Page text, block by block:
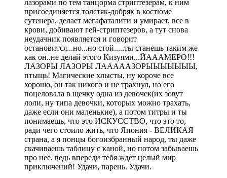
лазорами по тем танцорма стриптезерам, к ним
присоединяется толстяк-добряк в костюме
сутенера, делает мегафаталити и умирает, все в
крови, добивают гей-стриптезеров, а тут снова
неудачник появляется и говорит
остановится...но...но стой.....ты станешь таким же
как он..не делай этого Кизуями...ЙАААМЕРО!!!
ЛАЗОРЫ ЛАЗОРЫ ЛАААААЗОРЫЫЫЫЫЫЫ,
птыщь! Магические хлысты, ну короче все
хорошо, он так никого и не трахнул, но его
поцеловала в щечку одна из девочек(их зовут
лоли, ну типа девочки, которых можно трахать,
даже если они маленькие), а потом титры и ты
понимаешь, что это ИСКУССТВО, что это то,
ради чего стоило жить, что Япония - ВЕЛИКАЯ
страна, а я понцы богоизбранный народ, ты даже
скачиваешь таблицу с каной, но потом забываешь
про нее, ведь впереди тебя ждет целый мир
приключений! Удачи, парень. Удачи.